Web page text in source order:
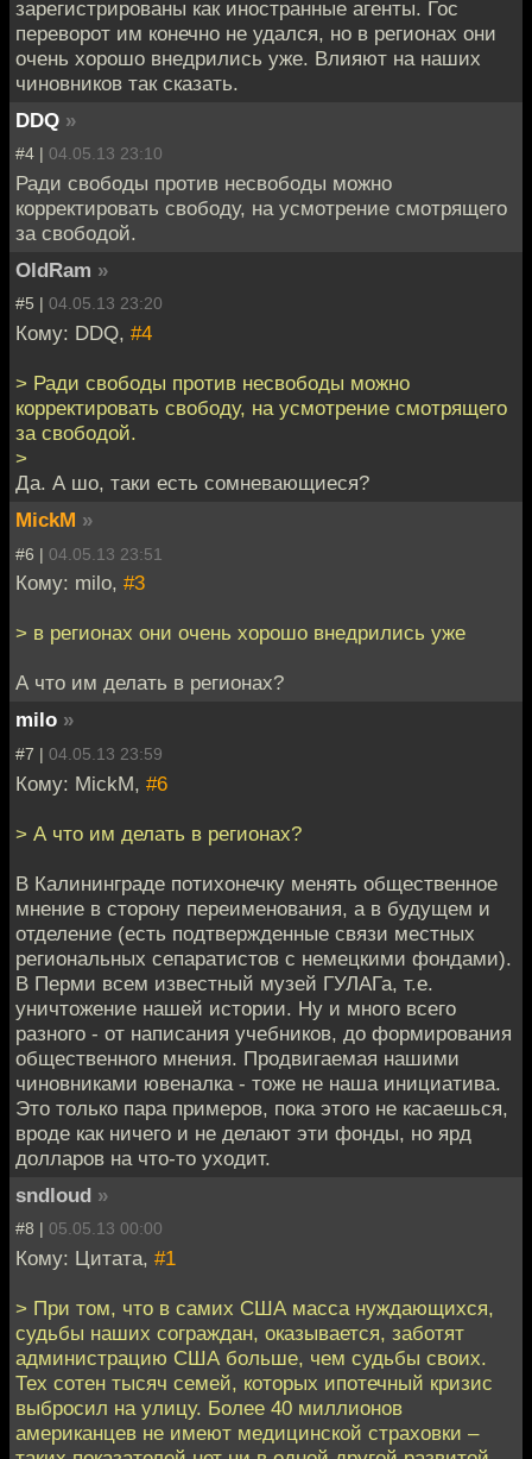
зарегистрированы как иностранные агенты. Гос
переворот им конечно не удался, но в регионах они
очень хорошо внедрились уже. Влияют на наших
чиновников так сказать.
DDQ »
#4 | 04.05.13 23:10
Ради свободы против несвободы можно
корректировать свободу, на усмотрение смотрящего
за свободой.
OldRam »
#5 | 04.05.13 23:20
Кому: DDQ, #4
> Ради свободы против несвободы можно
корректировать свободу, на усмотрение смотрящего
за свободой.
>
Да. А шо, таки есть сомневающиеся?
MickM »
#6 | 04.05.13 23:51
Кому: milo, #3
> в регионах они очень хорошо внедрились уже
А что им делать в регионах?
milo »
#7 | 04.05.13 23:59
Кому: MickM, #6
> А что им делать в регионах?
В Калининграде потихонечку менять общественное
мнение в сторону переименования, а в будущем и
отделение (есть подтвержденные связи местных
региональных сепаратистов с немецкими фондами).
В Перми всем известный музей ГУЛАГа, т.е.
уничтожение нашей истории. Ну и много всего
разного - от написания учебников, до формирования
общественного мнения. Продвигаемая нашими
чиновниками ювеналка - тоже не наша инициатива.
Это только пара примеров, пока этого не касаешься,
вроде как ничего и не делают эти фонды, но ярд
долларов на что-то уходит.
sndloud »
#8 | 05.05.13 00:00
Кому: Цитата, #1
> При том, что в самих США масса нуждающихся,
судьбы наших сограждан, оказывается, заботят
администрацию США больше, чем судьбы своих.
Тех сотен тысяч семей, которых ипотечный кризис
выбросил на улицу. Более 40 миллионов
американцев не имеют медицинской страховки –